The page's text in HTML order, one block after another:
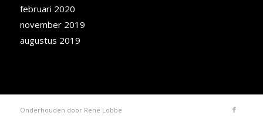
februari 2020
november 2019
augustus 2019
Onderhouden door Rene Lobbe